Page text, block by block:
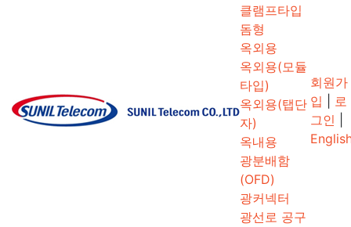
클램프타입
돔형
옥외용
옥외용(모듈
타입)
옥외용(탭단
자)
옥내용
광분배함
(OFD)
광커넥터
광선로 공구
회원가
입
로
그인